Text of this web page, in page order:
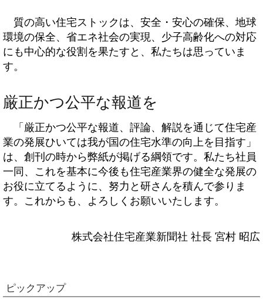
質の高い住宅ストックは、安全・安心の確保、地球
環境の保全、省エネ社会の実現、少子高齢化への対応
にも中心的な役割を果たすと、私たちは思っていま
す。
厳正かつ公平な報道を
「厳正かつ公平な報道、評論、解説を通じて住宅産
業の発展ひいては我が国の住宅水準の向上を目指す」
は、創刊の時から弊紙が掲げる綱領です。私たち社員
一同、これを基本に今後も住宅産業界の健全な発展の
お役に立てるように、努力と研さんを積んで参りま
す。これからも、よろしくお願いいたします。
株式会社住宅産業新聞社 社長 宮村 昭広
ピックアップ